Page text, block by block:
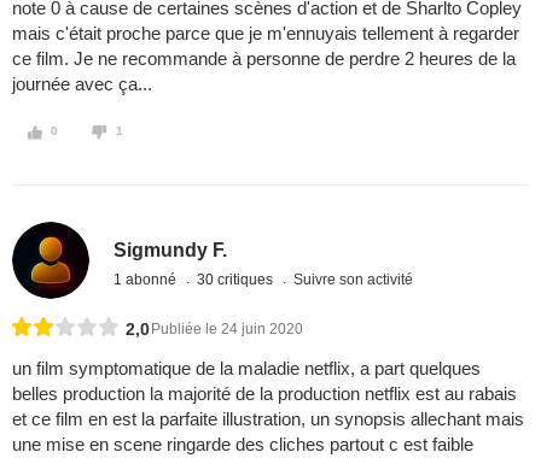
note 0 à cause de certaines scènes d'action et de Sharlto Copley
mais c'était proche parce que je m'ennuyais tellement à regarder
ce film. Je ne recommande à personne de perdre 2 heures de la
journée avec ça...
0 1
Sigmundy F.
1 abonné 30 critiques Suivre son activité
2,0 Publiée le 24 juin 2020
un film symptomatique de la maladie netflix, a part quelques
belles production la majorité de la production netflix est au rabais
et ce film en est la parfaite illustration, un synopsis allechant mais
une mise en scene ringarde des cliches partout c est faible